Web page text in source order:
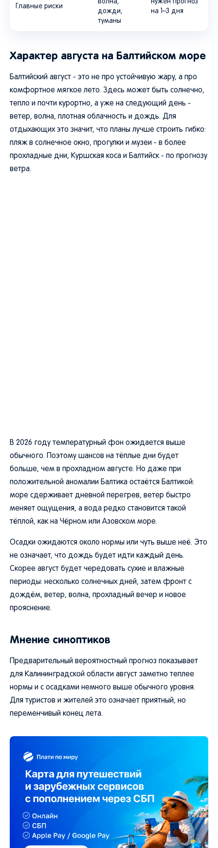
Главные риски
волна,
дожди,
туманы
нужен прогноз
на 1–3 дня
Характер августа на Балтийском море
Балтийский август - это не про устойчивую жару, а про
комфортное мягкое лето. Здесь может быть солнечно,
тепло и почти курортно, а уже на следующий день -
ветер, волна, плотная облачность и дождь. Для
отдыхающих это значит, что планы лучше строить гибко:
пляж в солнечное окно, прогулки и музеи - в более
прохладные дни, Куршская коса и Балтийск - по прогнозу
ветра.
В 2026 году температурный фон ожидается выше
обычного. Поэтому шансов на тёплые дни будет
больше, чем в прохладном августе. Но даже при
положительной аномалии Балтика остаётся Балтикой:
море сдерживает дневной перегрев, ветер быстро
меняет ощущения, а вода редко становится такой
тёплой, как на Чёрном или Азовском море.
Осадки ожидаются около нормы или чуть выше неё. Это
не означает, что дождь будет идти каждый день.
Скорее август будет чередовать сухие и влажные
периоды: несколько солнечных дней, затем фронт с
дождём, ветер, волна, прохладный вечер и новое
прояснение.
Мнение синоптиков
Предварительный вероятностный прогноз показывает
для Калининградской области август заметно теплее
нормы и с осадками немного выше обычного уровня.
Для туристов и жителей это означает приятный, но
переменчивый конец лета.